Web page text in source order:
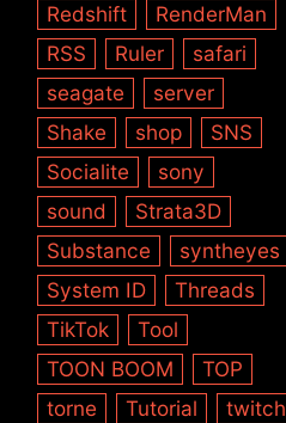
Redshift
RenderMan
RSS
Ruler
safari
seagate
server
Shake
shop
SNS
Socialite
sony
sound
Strata3D
Substance
syntheyes
System ID
Threads
TikTok
Tool
TOON BOOM
TOP
torne
Tutorial
twitch